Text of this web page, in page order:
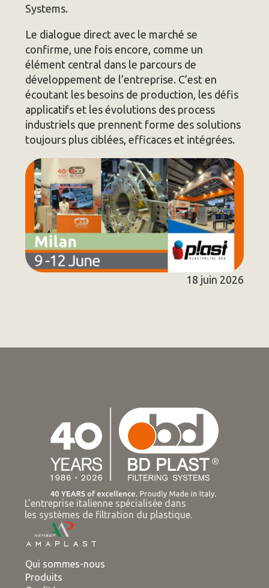
Systems.
Le dialogue direct avec le marché se
confirme, une fois encore, comme un
élément central dans le parcours de
développement de l’entreprise. C’est en
écoutant les besoins de production, les défis
applicatifs et les évolutions des process
industriels que prennent forme des solutions
toujours plus ciblées, efficaces et intégrées.
18 juin 2026
L’entreprise italienne spécialisée dans
les systèmes de filtration du plastique.
Qui sommes-nous
Produits